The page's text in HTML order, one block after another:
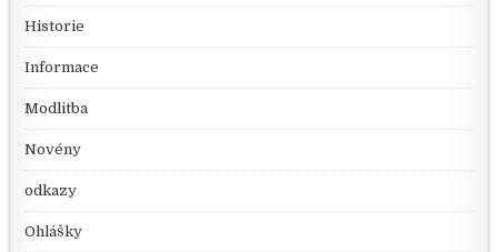
Historie
Informace
Modlitba
Novény
odkazy
Ohlášky